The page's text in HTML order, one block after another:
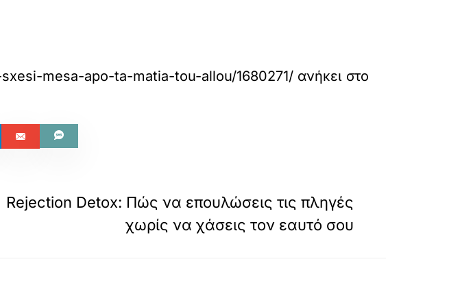
mesa-apo-ta-matia-tou-allou/1680271/ ανήκει στο
Rejection Detox: Πώς να επουλώσεις τις πληγές
χωρίς να χάσεις τον εαυτό σου